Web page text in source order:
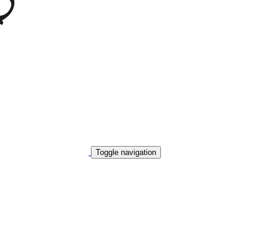
Toggle navigation